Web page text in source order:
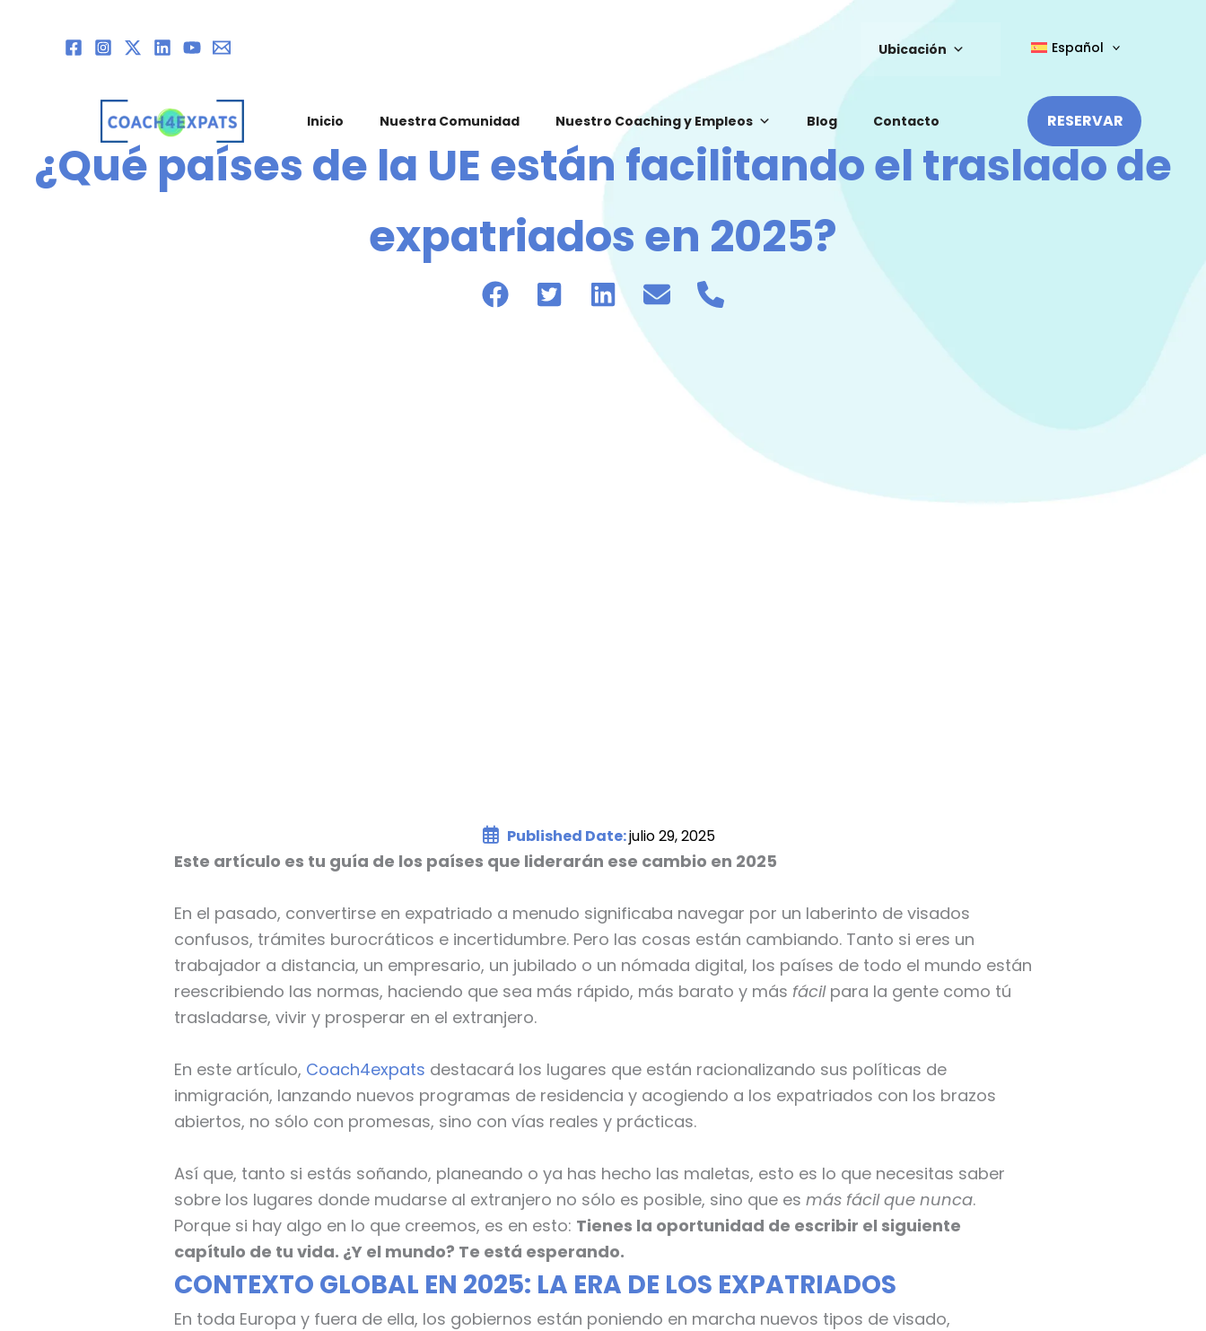
contenido
Ubicación Español
Inicio Nuestra Comunidad Nuestro Coaching y Empleos Blog Contacto RESERVAR
¿Qué países de la UE están facilitando el traslado de
expatriados en 2025?
Published Date:julio 29, 2025
Este artículo es tu guía de los países que liderarán ese cambio en 2025
En el pasado, convertirse en expatriado a menudo significaba navegar por un laberinto de visados
confusos, trámites burocráticos e incertidumbre. Pero las cosas están cambiando. Tanto si eres un
trabajador a distancia, un empresario, un jubilado o un nómada digital, los países de todo el mundo están
reescribiendo las normas, haciendo que sea más rápido, más barato y más fácilpara la gente como tú
trasladarse, vivir y prosperar en el extranjero.
En este artículo, Coach4expats destacará los lugares que están racionalizando sus políticas de
inmigración, lanzando nuevos programas de residencia y acogiendo a los expatriados con los brazos
abiertos, no sólo con promesas, sino con vías reales y prácticas.
Así que, tanto si estás soñando, planeando o ya has hecho las maletas, esto es lo que necesitas saber
sobre los lugares donde mudarse al extranjero no sólo es posible, sino que es más fácil que nunca.
Porque si hay algo en lo que creemos, es en esto: Tienes la oportunidad de escribir el siguiente
capítulo de tu vida. ¿Y el mundo? Te está esperando.
CONTEXTO GLOBAL EN 2025: LA ERA DE LOS EXPATRIADOS
En toda Europa y fuera de ella, los gobiernos están poniendo en marcha nuevos tipos de visado,